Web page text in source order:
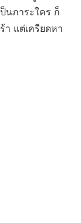
นภาระใคร ก็
แต่เครียดหา